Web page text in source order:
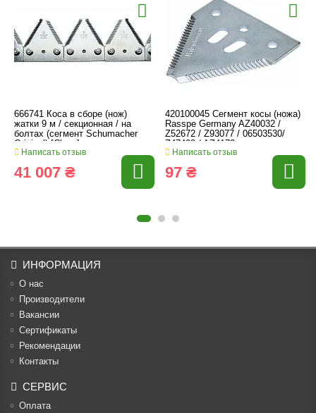
666741 Коса в сборе (нож)
жатки 9 м / секционная / на
болтах (сегмент Schumacher
Original) [Claas]
Написать отзыв
41 007 ₴
420100045 Сегмент косы (ножа)
Rasspe Germany AZ40032 /
Z52672 / Z93077 / 06503530/
Z47493 / AZ4172
Написать отзыв
97 ₴
ИНФОРМАЦИЯ
О нас
Производители
Вакансии
Cертификаты
Рекомендации
Контакты
СЕРВИС
Оплата